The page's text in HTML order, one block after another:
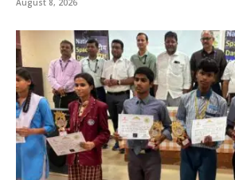
August 8, 2026